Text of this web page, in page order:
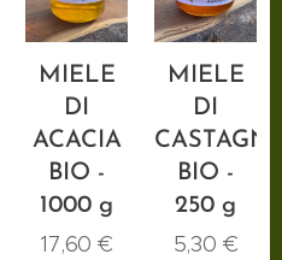
MIELE
DI
ACACIA
BIO -
1000 g
17,60 €
MIELE
DI
BIO -
250 g
5,30 €